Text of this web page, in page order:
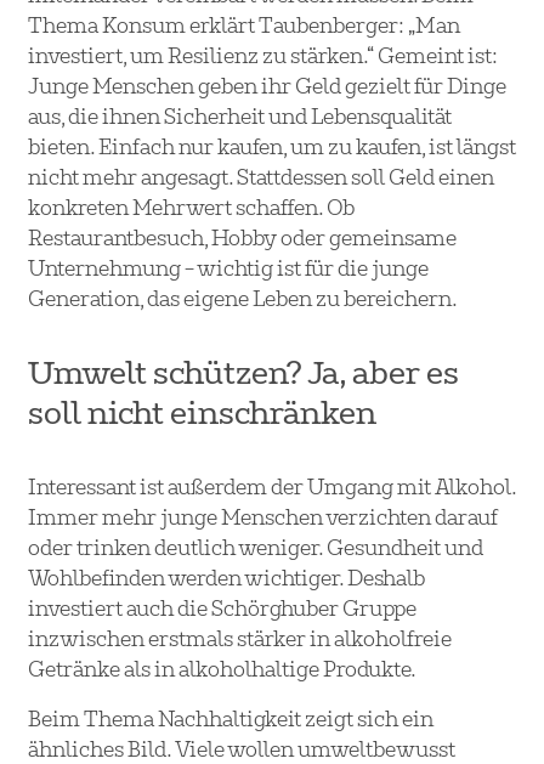
Thema Konsum erklärt Taubenberger: „Man
investiert, um Resilienz zu stärken.“ Gemeint ist:
Junge Menschen geben ihr Geld gezielt für Dinge
aus, die ihnen Sicherheit und Lebensqualität
bieten. Einfach nur kaufen, um zu kaufen, ist längst
nicht mehr angesagt. Stattdessen soll Geld einen
konkreten Mehrwert schaffen. Ob
Restaurantbesuch, Hobby oder gemeinsame
Unternehmung – wichtig ist für die junge
Generation, das eigene Leben zu bereichern.
Umwelt schützen? Ja, aber es
soll nicht einschränken
Interessant ist außerdem der Umgang mit Alkohol.
Immer mehr junge Menschen verzichten darauf
oder trinken deutlich weniger. Gesundheit und
Wohlbefinden werden wichtiger. Deshalb
investiert auch die Schörghuber Gruppe
inzwischen erstmals stärker in alkoholfreie
Getränke als in alkoholhaltige Produkte.
Beim Thema Nachhaltigkeit zeigt sich ein
ähnliches Bild. Viele wollen umweltbewusst